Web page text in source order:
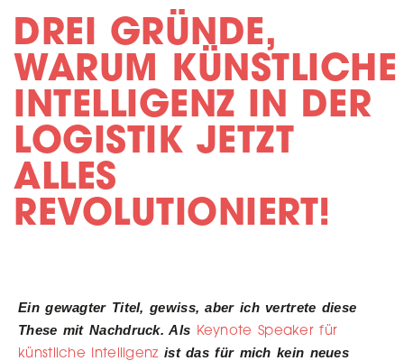
DREI GRÜNDE,
WARUM KÜNSTLICHE
INTELLIGENZ IN DER
LOGISTIK JETZT
ALLES
REVOLUTIONIERT!
Ein gewagter Titel, gewiss, aber ich vertrete diese
These mit Nachdruck. Als Keynote Speaker für
künstliche Intelligenz ist das für mich kein neues